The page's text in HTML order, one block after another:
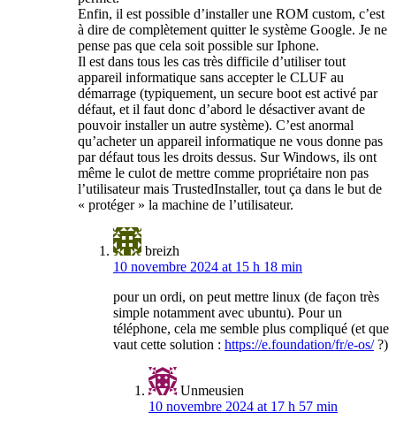
Enfin, il est possible d’installer une ROM custom, c’est
à dire de complètement quitter le système Google. Je ne
pense pas que cela soit possible sur Iphone.
Il est dans tous les cas très difficile d’utiliser tout
appareil informatique sans accepter le CLUF au
démarrage (typiquement, un secure boot est activé par
défaut, et il faut donc d’abord le désactiver avant de
pouvoir installer un autre système). C’est anormal
qu’acheter un appareil informatique ne vous donne pas
par défaut tous les droits dessus. Sur Windows, ils ont
même le culot de mettre comme propriétaire non pas
l’utilisateur mais TrustedInstaller, tout ça dans le but de
« protéger » la machine de l’utilisateur.
breizh
10 novembre 2024 at 15 h 18 min
pour un ordi, on peut mettre linux (de façon très
simple notamment avec ubuntu). Pour un
téléphone, cela me semble plus compliqué (et que
vaut cette solution : https://e.foundation/fr/e-os/?)
Unmeusien
10 novembre 2024 at 17 h 57 min